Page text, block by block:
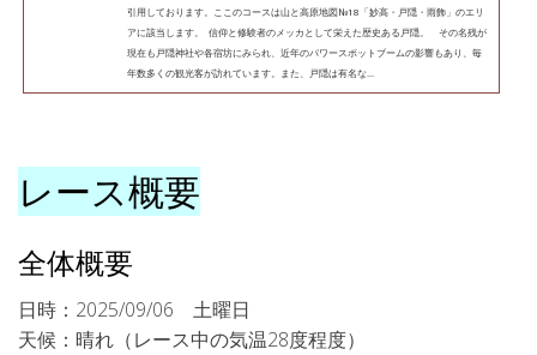
引用しております。ここのコースは山と高原地図№18「妙高・戸隠・雨飾」のエリ
アに該当します。 信仰と修験者のメッカとして栄えた歴史ある戸隠。 その名残が
現在も戸隠神社や各宿坊にみられ、近年のパワースポットブームの影響もあり、毎
年数多くの観光客が訪れています。また、戸隠は有名な...
レース概要
全体概要
日時：2025/09/06 土曜日
天候：晴れ（レース中の気温28度程度）